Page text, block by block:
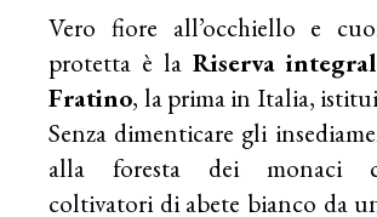
Vero fiore all’occhiello e
protetta è la Riserva
Fratino, la prima in Italia,
Senza dimenticare gli
alla foresta dei monaci
coltivatori di abete bianco da